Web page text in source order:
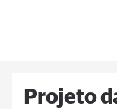
Projeto